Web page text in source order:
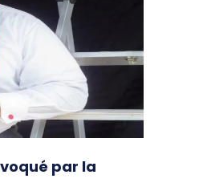
par la